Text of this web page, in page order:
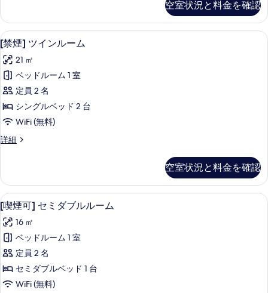
表
示
す
る
ム
の
す
べ
て
の
写
真
を
す
る
ダ
ブ
ル
ル
ー
ム
の
詳
細
空室状況と料金を確認
[禁
煙]
ツ
イ
ン
ル
ム
す
べ
て
の
写
真
を
表
[禁煙] ツインルーム | 羽毛の掛け布
2
[禁煙] ツインルーム
21 ㎡
ベッドルーム 1 室
定員 2 名
シングルベッド 2 台
WiFi (無料)
詳細
[禁
ン
ル
ー
ム
の
詳
細
空室状況と料金を確認
[喫
煙
可]
セ
ミ
ダ
羽毛の掛け布団、デスク、ノートパ
12
[喫煙可] セミダブルルーム
16 ㎡
ベッドルーム 1 室
定員 2 名
セミダブルベッド 1 台
WiFi (無料)